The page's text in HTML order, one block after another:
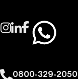
0800-329-2050